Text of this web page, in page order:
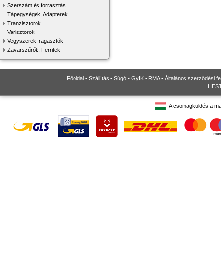
Szerszám és forrasztás
Tápegységek, Adapterek
Tranzisztorok
Varisztorok
Vegyszerek, ragasztók
Zavarszűrők, Ferritek
Főoldal • Szállítás • Súgó • GyIK • RMA• Általános szerződési
A csomagküldés a